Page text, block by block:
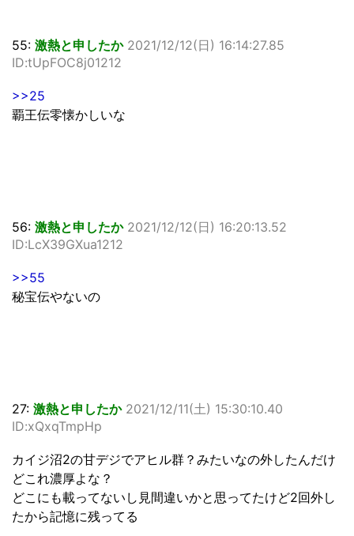
55: 激熱と申したか 2021/12/12(日) 16:14:27.85
ID:tUpFOC8j01212
>>25
覇王伝零懐かしいな
56: 激熱と申したか 2021/12/12(日) 16:20:13.52
ID:LcX39GXua1212
>>55
秘宝伝やないの
27: 激熱と申したか 2021/12/11(土) 15:30:10.40
ID:xQxqTmpHp
カイジ沼2の甘デジでアヒル群？みたいなの外したんだけ
どこれ濃厚よな？
どこにも載ってないし見間違いかと思ってたけど2回外し
たから記憶に残ってる